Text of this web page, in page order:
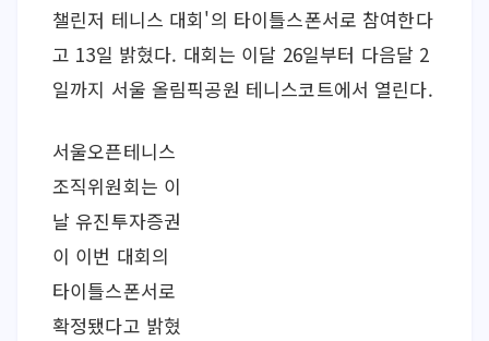
챌린저 테니스 대회'의 타이틀스폰서로 참여한다
고 13일 밝혔다. 대회는 이달 26일부터 다음달 2
일까지 서울 올림픽공원 테니스코트에서 열린다.
서울오픈테니스
조직위원회는 이
날 유진투자증권
이 이번 대회의
타이틀스폰서로
확정됐다고 밝혔